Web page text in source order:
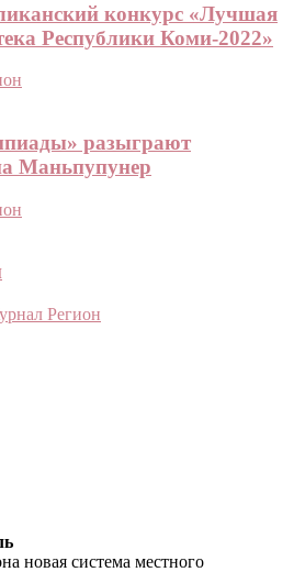
конкурс «Лучшая
Республики Коми-2022»
разыграют
Маньпупунер
Регион
новая система местного